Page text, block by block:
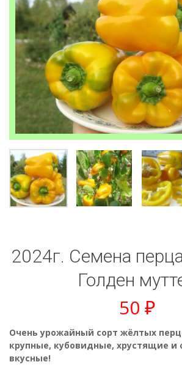
2024г. Семена
Голден
50 ₽
Очень урожайный сорт жёлтых
крупные, кубовидные, хрустящие и
вкусные!